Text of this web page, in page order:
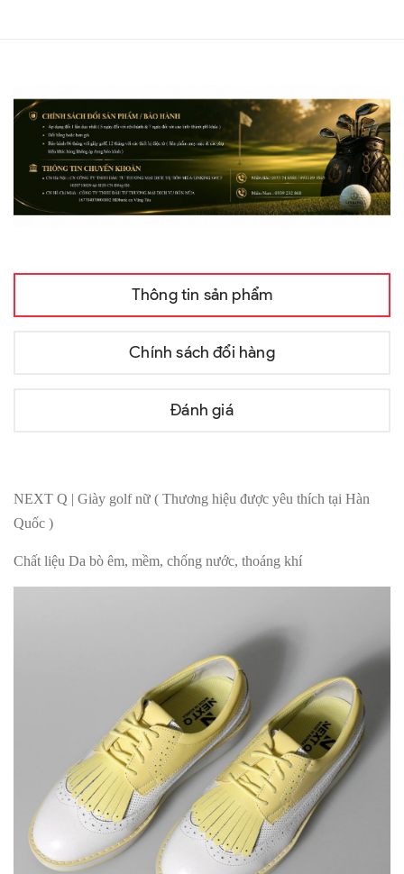
Thông tin sản phẩm
Chính sách đổi hàng
Đánh giá
NEXT Q | Giày golf nữ ( Thương hiệu được yêu thích tại Hàn
Quốc )
Chất liệu Da bò êm, mềm, chống nước, thoáng khí